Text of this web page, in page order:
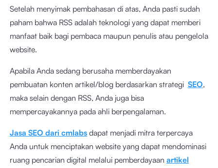
Setelah menyimak pembahasan di atas, Anda pasti sudah
paham bahwa RSS adalah teknologi yang dapat memberi
manfaat baik bagi pembaca maupun penulis atau pengelola
website.
Apabila Anda sedang berusaha memberdayakan
pembuatan konten artikel/blog berdasarkan strategi SEO,
maka selain dengan RSS, Anda juga bisa
mempercayakannya pada ahli berpengalaman.
Jasa SEO dari cmlabs dapat menjadi mitra terpercaya
Anda untuk menciptakan website yang dapat mendominasi
ruang pencarian digital melalui pemberdayaan artikel